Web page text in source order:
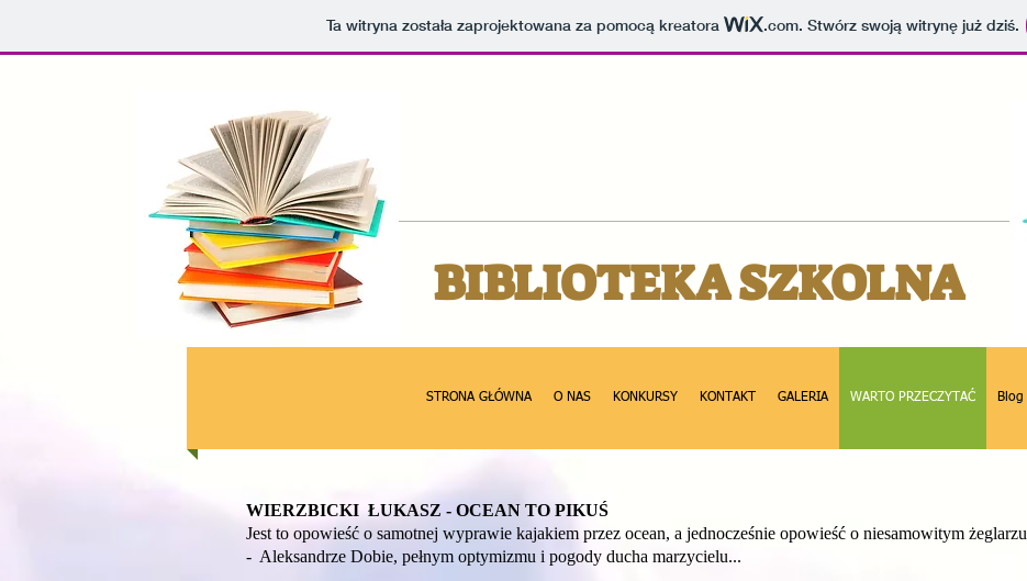
Ta witryna została zaprojektowana za pomocą kreatora .com. Stwórz swoją witrynę już dziś.
BIBLIOTEKA SZKOLNA
WIERZBICKI ŁUKASZ - OCEAN TO PIKUŚ
Jest to opowieść o samotnej wyprawie kajakiem przez ocean, a jednocześnie opowieść o niesamowitym żeglarzu
- Aleksandrze Dobie, pełnym optymizmu i pogody ducha marzycielu...
STRONA GŁÓWNA O NAS KONKURSY KONTAKT GALERIA WARTO PRZECZYTAĆ Blog